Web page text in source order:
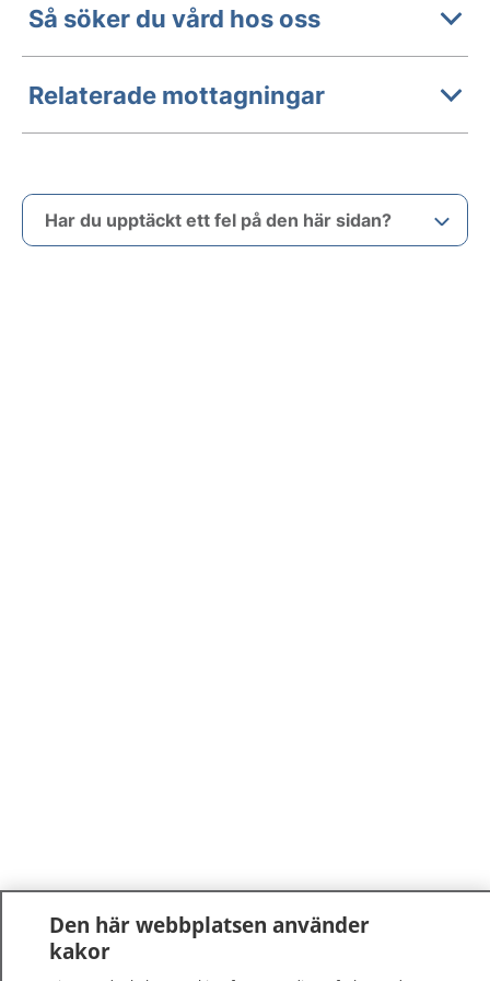
Så söker du vård hos oss
Relaterade mottagningar
Har du upptäckt ett fel på den här sidan?
Den här webbplatsen använder
kakor